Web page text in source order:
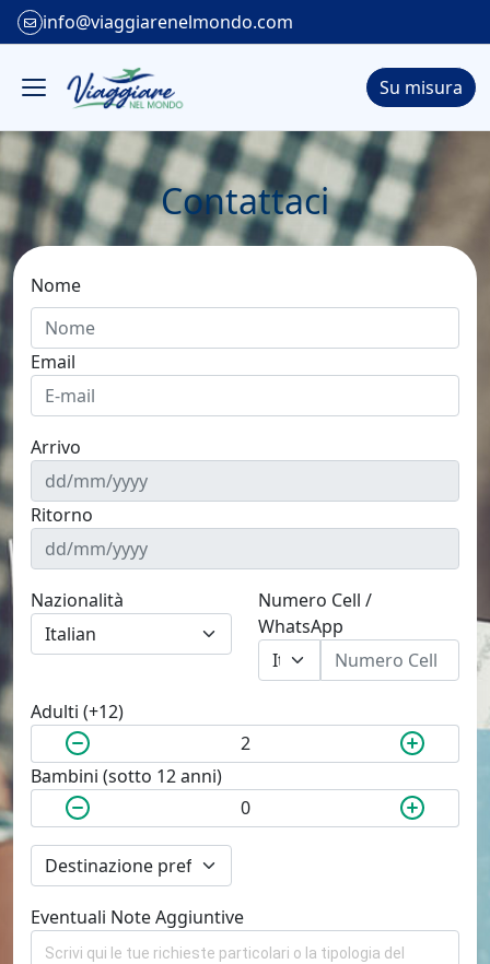
info@viaggiarenelmondo.com
Su misura
Contattaci
Nome
Email
Arrivo
Ritorno
Nazionalità
Numero Cell /
WhatsApp
Adulti (+12)
Bambini (sotto 12 anni)
Eventuali Note Aggiuntive